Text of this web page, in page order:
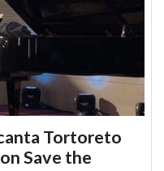
Tortoreto
Save the